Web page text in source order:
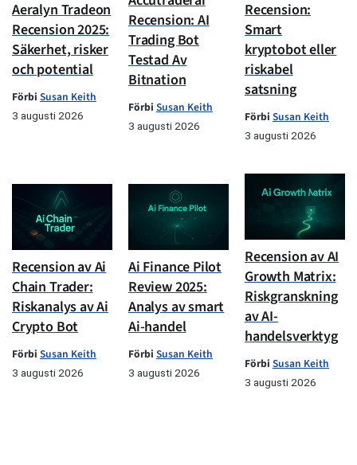
Aeralyn Tradeon
Recension 2025:
Säkerhet, risker
och potential
Förbi Susan Keith
3 augusti 2026
Recension: AI
Trading Bot
Testad Av
Bitnation
Förbi Susan Keith
3 augusti 2026
Recension:
Smart
kryptobot eller
riskabel
satsning
Förbi Susan Keith
3 augusti 2026
Recension av Ai
Chain Trader:
Riskanalys av Ai
Crypto Bot
Förbi Susan Keith
3 augusti 2026
Ai Finance Pilot
Review 2025:
Analys av smart
Ai-handel
Förbi Susan Keith
3 augusti 2026
Recension av AI
Growth Matrix:
Riskgranskning
av AI-
handelsverktyg
Förbi Susan Keith
3 augusti 2026